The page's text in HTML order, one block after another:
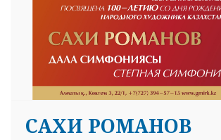
САХИ РОМАНОВ